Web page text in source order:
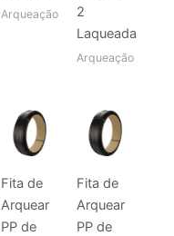
Arqueação
2
Laqueada
Arqueação
Fita de
Arquear
PP de
Fita de
Arquear
PP de